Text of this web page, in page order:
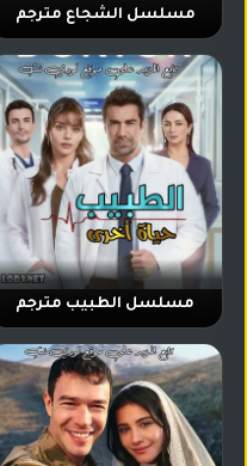
مسلسل الشجاع مترجم
مسلسل الطبيب مترجم